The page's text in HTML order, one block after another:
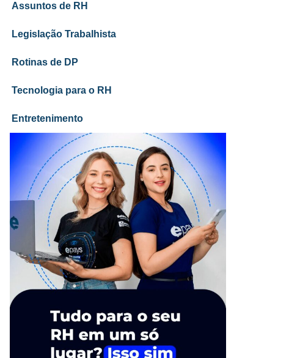
Assuntos de RH
Legislação Trabalhista
Rotinas de DP
Tecnologia para o RH
Entretenimento